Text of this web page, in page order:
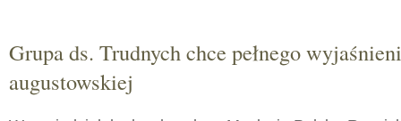
Grupa ds. Trudnych chce pełnego
augustowskiej